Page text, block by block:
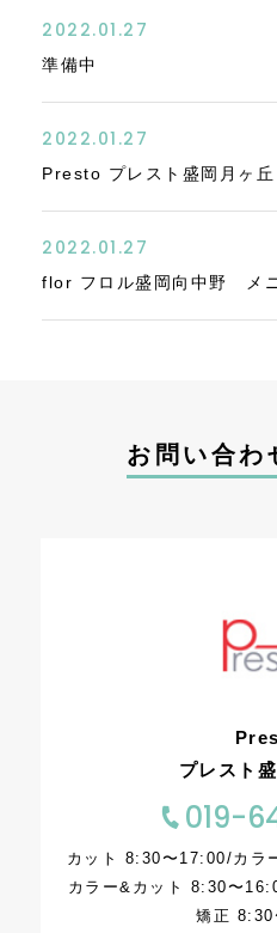
2022.01.27
準備中
2022.01.27
Presto プレスト盛岡月ヶ
2022.01.27
flor フロル盛岡向中野 メ
お問い合わ
プレスト
019-
カット 8:30〜17:00/カラ
カラー&カット 8:30〜
矯正 8:30